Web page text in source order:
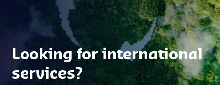
Looking for international
services?